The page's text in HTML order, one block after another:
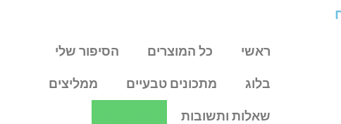
ראשי כל המוצרים הסיפור שלי
בלוג מתכונים טבעיים ממליצים
שאלות ותשובות